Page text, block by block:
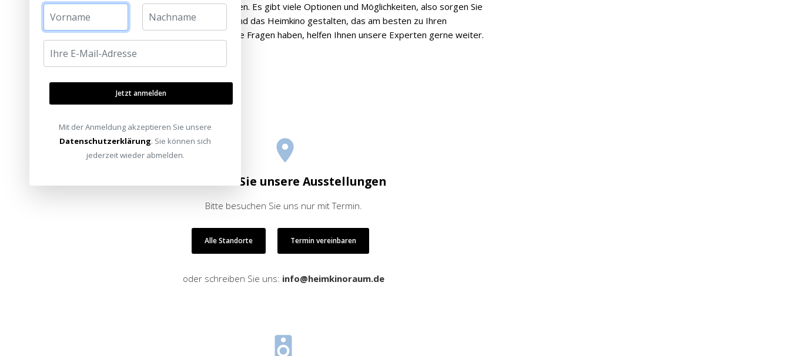
Sie lieben, in einem völlig neuen Licht erleben. Es gibt viele Optionen und Möglichkeiten, also sorgen Sie
dafür, dass Sie sich gründlich informieren und das Heimkino gestalten, das am besten zu Ihren
Bedürfnissen und Vorlieben passt. Wenn Sie Fragen haben, helfen Ihnen unsere Experten gerne weiter.
Besuchen Sie unsere Ausstellungen
Bitte besuchen Sie uns nur mit Termin.
Alle Standorte Termin vereinbaren
oder schreiben Sie uns: info@heimkinoraum.de
Jetzt anmelden
Mit der Anmeldung akzeptieren Sie unsere
Datenschutzerklärung. Sie können sich
jederzeit wieder abmelden.